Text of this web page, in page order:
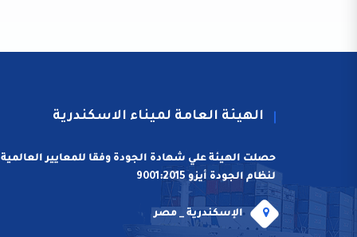
الهيئة العامة لميناء الاسكندرية
حصلت الهيئة علي شهادة الجودة وفقا للمعايير العالمية
لنظام الجودة أيزو 9001:2015
الإسكندرية _ مصر